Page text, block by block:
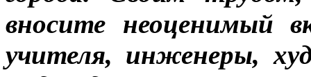
вносите неоценимый
учителя, инженеры,